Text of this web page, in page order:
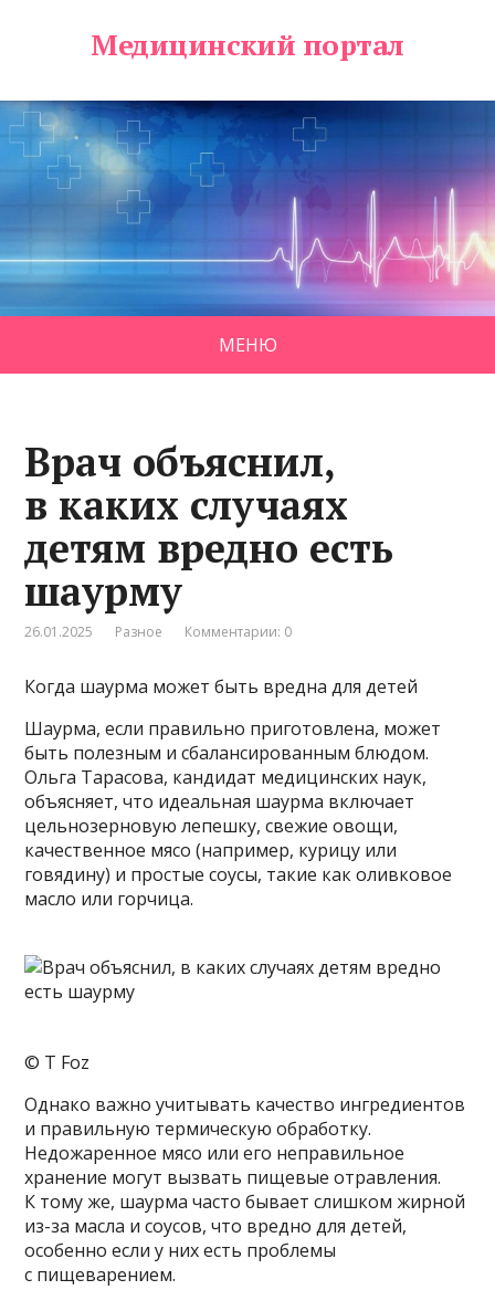
Медицинский портал
МЕНЮ
Врач объяснил,
в каких случаях
детям вредно есть
шаурму
26.01.2025 Разное Комментарии: 0
Когда шаурма может быть вредна для детей
Шаурма, если правильно приготовлена, может
быть полезным и сбалансированным блюдом.
Ольга Тарасова, кандидат медицинских наук,
объясняет, что идеальная шаурма включает
цельнозерновую лепешку, свежие овощи,
качественное мясо (например, курицу или
говядину) и простые соусы, такие как оливковое
масло или горчица.
© T Foz
Однако важно учитывать качество ингредиентов
и правильную термическую обработку.
Недожаренное мясо или его неправильное
хранение могут вызвать пищевые отравления.
К тому же, шаурма часто бывает слишком жирной
из-за масла и соусов, что вредно для детей,
особенно если у них есть проблемы
с пищеварением.